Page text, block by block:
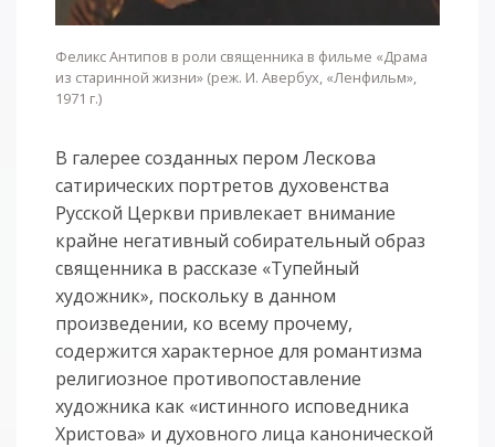
Феликс Антипов в роли священника в фильме «Драма
из старинной жизни» (реж. И. Авербух, «Ленфильм»,
1971 г.)
В галерее созданных пером Лескова
сатирических портретов духовенства
Русской Церкви привлекает внимание
крайне негативный собирательный образ
священника в рассказе «Тупейный
художник», поскольку в данном
произведении, ко всему прочему,
содержится характерное для романтизма
религиозное противопоставление
художника как «истинного исповедника
Христова» и духовного лица канонической